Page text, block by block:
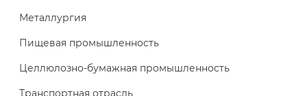
Металлургия
Пищевая промышленность
Целлюлозно-бумажная промышленность
Транспортная отрасль